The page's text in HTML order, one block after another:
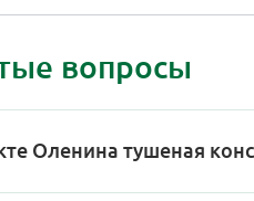
вопросы
Оленина тушеная